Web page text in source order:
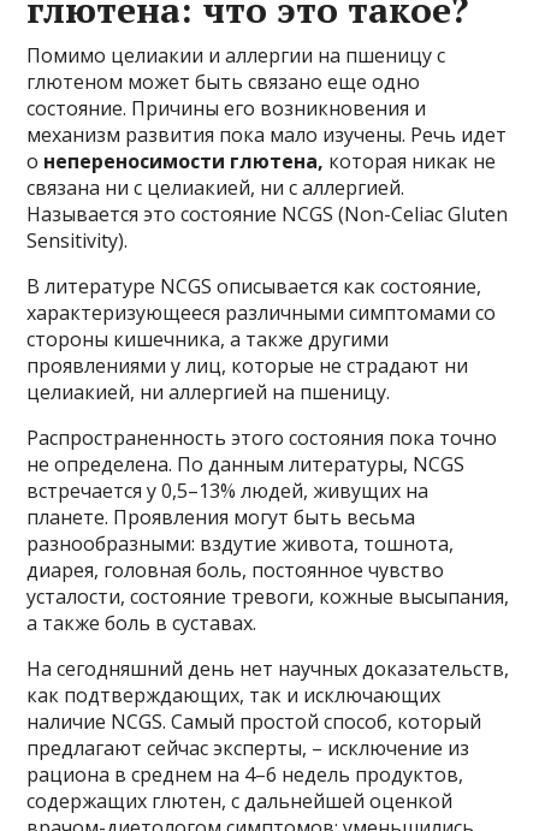
Помимо целиакии и аллергии на пшеницу с
глютеном может быть связано еще одно
состояние. Причины его возникновения и
механизм развития пока мало изучены. Речь идет
о непереносимости глютена, которая никак не
связана ни с целиакией, ни с аллергией.
Называется это состояние NCGS (Non-Celiac Gluten
Sensitivity).
В литературе NCGS описывается как состояние,
характеризующееся различными симптомами со
стороны кишечника, а также другими
проявлениями у лиц, которые не страдают ни
целиакией, ни аллергией на пшеницу.
Распространенность этого состояния пока точно
не определена. По данным литературы, NCGS
встречается у 0,5–13% людей, живущих на
планете. Проявления могут быть весьма
разнообразными: вздутие живота, тошнота,
диарея, головная боль, постоянное чувство
усталости, состояние тревоги, кожные высыпания,
а также боль в суставах.
На сегодняшний день нет научных доказательств,
как подтверждающих, так и исключающих
наличие NCGS. Самый простой способ, который
предлагают сейчас эксперты, – исключение из
рациона в среднем на 4–6 недель продуктов,
содержащих глютен, с дальнейшей оценкой